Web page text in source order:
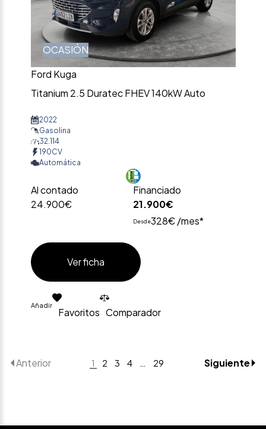
OCASIÓN
Ford Kuga
Titanium 2.5 Duratec FHEV 140kW Auto
2022
Gasolina
32.114
190CV
Automática
Al contado
24.900€
Financiado
21.900€
Desde328€ /mes*
Ver ficha
Añadir
Favoritos Comparador
Anterior 1 2 3 4 29 Siguiente